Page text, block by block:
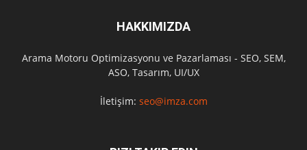
HAKKIMIZDA
Arama Motoru Optimizasyonu ve Pazarlaması - SEO, SEM,
ASO, Tasarım, UI/UX
İletişim: seo@imza.com